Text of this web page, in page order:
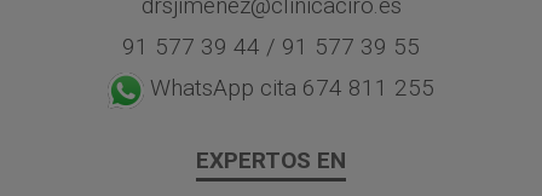
91 577 39 44 / 91 577 39 55
WhatsApp cita 674 811 255
EXPERTOS EN